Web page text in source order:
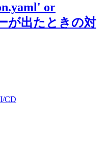
or
が出たときの対
CD